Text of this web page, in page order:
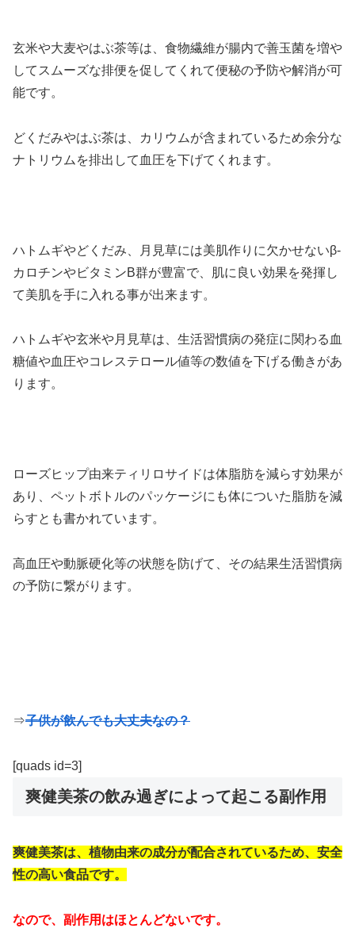
玄米や大麦やはぶ茶等は、食物繊維が腸内で善玉菌を増や
してスムーズな排便を促してくれて便秘の予防や解消が可
能です。
どくだみやはぶ茶は、カリウムが含まれているため余分な
ナトリウムを排出して血圧を下げてくれます。
ハトムギやどくだみ、月見草には美肌作りに欠かせないβ-
カロチンやビタミンB群が豊富で、肌に良い効果を発揮し
て美肌を手に入れる事が出来ます。
ハトムギや玄米や月見草は、生活習慣病の発症に関わる血
糖値や血圧やコレステロール値等の数値を下げる働きがあ
ります。
ローズヒップ由来ティリロサイドは体脂肪を減らす効果が
あり、ペットボトルのパッケージにも体についた脂肪を減
らすとも書かれています。
高血圧や動脈硬化等の状態を防げて、その結果生活習慣病
の予防に繋がります。
⇒子供が飲んでも大丈夫なの？
[quads id=3]
爽健美茶の飲み過ぎによって起こる副作用
爽健美茶は、植物由来の成分が配合されているため、安全
性の高い食品です。
なので、副作用はほとんどないです。